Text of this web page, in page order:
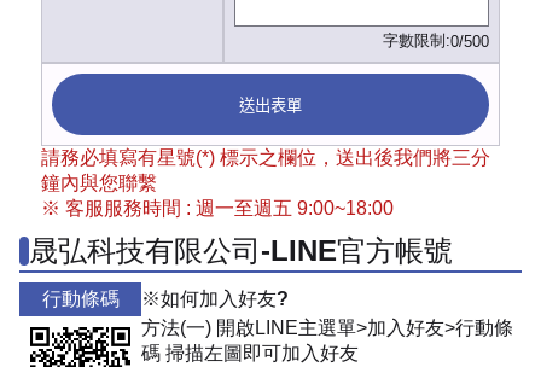
字數限制:0/500
送出表單
請務必填寫有星號(*) 標示之欄位，送出後我們將三分
鐘內與您聯繫
※ 客服服務時間 : 週一至週五 9:00~18:00
晟弘科技有限公司-LINE官方帳號
行動條碼
※如何加入好友?
方法(一) 開啟LINE主選單>加入好友>行動條
碼 掃描左圖即可加入好友